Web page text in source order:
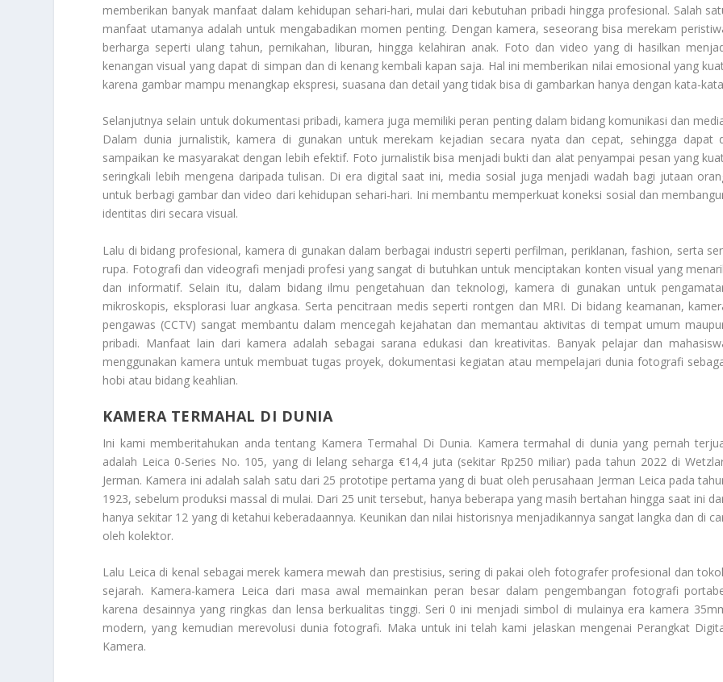
memberikan banyak manfaat dalam kehidupan sehari-hari, mulai dari kebutuhan pribadi hingga profesional. Salah
manfaat utamanya adalah untuk mengabadikan momen penting. Dengan kamera, seseorang bisa merekam
berharga seperti ulang tahun, pernikahan, liburan, hingga kelahiran anak. Foto dan video yang di hasilkan
kenangan visual yang dapat di simpan dan di kenang kembali kapan saja. Hal ini memberikan nilai emosional yang
karena gambar mampu menangkap ekspresi, suasana dan detail yang tidak bisa di gambarkan hanya dengan kata-
Selanjutnya selain untuk dokumentasi pribadi, kamera juga memiliki peran penting dalam bidang komunikasi dan
Dalam dunia jurnalistik, kamera di gunakan untuk merekam kejadian secara nyata dan cepat, sehingga dapat
sampaikan ke masyarakat dengan lebih efektif. Foto jurnalistik bisa menjadi bukti dan alat penyampai pesan yang
seringkali lebih mengena daripada tulisan. Di era digital saat ini, media sosial juga menjadi wadah bagi jutaan
untuk berbagi gambar dan video dari kehidupan sehari-hari. Ini membantu memperkuat koneksi sosial dan
identitas diri secara visual.
Lalu di bidang profesional, kamera di gunakan dalam berbagai industri seperti perfilman, periklanan, fashion, serta
rupa. Fotografi dan videografi menjadi profesi yang sangat di butuhkan untuk menciptakan konten visual yang
dan informatif. Selain itu, dalam bidang ilmu pengetahuan dan teknologi, kamera di gunakan untuk
mikroskopis, eksplorasi luar angkasa. Serta pencitraan medis seperti rontgen dan MRI. Di bidang keamanan,
pengawas (CCTV) sangat membantu dalam mencegah kejahatan dan memantau aktivitas di tempat umum
pribadi. Manfaat lain dari kamera adalah sebagai sarana edukasi dan kreativitas. Banyak pelajar dan
menggunakan kamera untuk membuat tugas proyek, dokumentasi kegiatan atau mempelajari dunia fotografi
hobi atau bidang keahlian.
KAMERA TERMAHAL DI DUNIA
Ini kami memberitahukan anda tentang Kamera Termahal Di Dunia. Kamera termahal di dunia yang pernah
adalah Leica 0-Series No. 105, yang di lelang seharga €14,4 juta (sekitar Rp250 miliar) pada tahun 2022 di
Jerman. Kamera ini adalah salah satu dari 25 prototipe pertama yang di buat oleh perusahaan Jerman Leica pada
1923, sebelum produksi massal di mulai. Dari 25 unit tersebut, hanya beberapa yang masih bertahan hingga saat ini
hanya sekitar 12 yang di ketahui keberadaannya. Keunikan dan nilai historisnya menjadikannya sangat langka dan di
oleh kolektor.
Lalu Leica di kenal sebagai merek kamera mewah dan prestisius, sering di pakai oleh fotografer profesional dan
sejarah. Kamera-kamera Leica dari masa awal memainkan peran besar dalam pengembangan fotografi
karena desainnya yang ringkas dan lensa berkualitas tinggi. Seri 0 ini menjadi simbol di mulainya era kamera
modern, yang kemudian merevolusi dunia fotografi. Maka untuk ini telah kami jelaskan mengenai Perangkat
Kamera.